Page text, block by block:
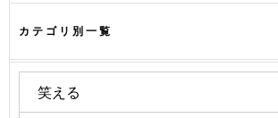
カテゴリ別一覧
笑える